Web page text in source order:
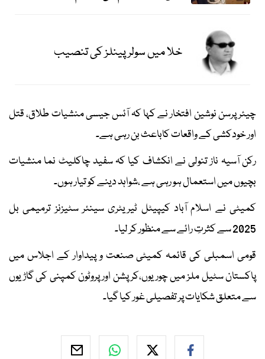
خلا میں سولر پینلز کی تنصیب
چیئرپرسن نوشین افتخار نے کہا کہ آئس جیسی منشیات طلاق، قتل
اور خودکشی کے واقعات کاباعث بن رہی ہے۔
رکن آسیہ ناز تنولی نے انکشاف کیا کہ سفید چاکلیٹ نما منشیات
بچیوں میں استعمال ہو رہی ہے ،شواہد دینے کو تیار ہوں۔
کمیٹی نے اسلام آباد کیپیٹل ٹیریٹری سینئر سٹیزنز ترمیمی بل
2025 سے کثرتِ رائے سے منظور کر لیا۔
قومی اسمبلی کی قائمہ کمیٹی صنعت و پیداوار کے اجلاس میں
پاکستان سٹیل ملز میں چوریوں،کرپشن اور پروٹون کمپنی کی گاڑیوں
سے متعلق شکایات پر تفصیلی غور کیا گیا۔